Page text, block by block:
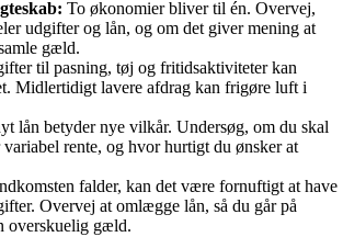
To økonomier bliver til én. Overvej,
udgifter og lån, og om det giver mening at
gæld.
til pasning, tøj og fritidsaktiviteter kan
Midlertidigt lavere afdrag kan frigøre luft i
lån betyder nye vilkår. Undersøg, om du skal
rente, og hvor hurtigt du ønsker at
falder, kan det være fornuftigt at have
Overvej at omlægge lån, så du går på
overskuelig gæld.